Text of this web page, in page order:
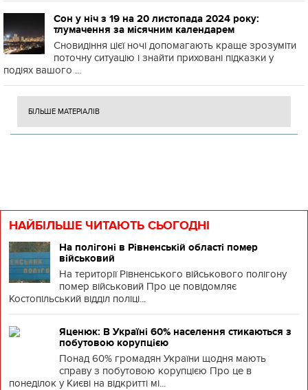
Сон у ніч з 19 на 20 листопада 2024 року:
тлумачення за місячним календарем
Сновидіння цієї ночі допомагають краще зрозуміти
поточну ситуацію і знайти приховані підказки у
подіях вашого ...
БІЛЬШЕ МАТЕРІАЛІВ
НАЙБІЛЬШЕ ЧИТАЮТЬ СЬОГОДНІ
На полігоні в Рівненській області помер
військовий
На території Рівненського військового полігону
помер військовий Про це повідомляє
Костопільський відділ поліці...
Яценюк: В Україні 60% населення стикаються з
побутовою корупцією
Понад 60% громадян України щодня мають
справу з побутовою корупцією Про це в
понеділок у Києві на відкритті мі...